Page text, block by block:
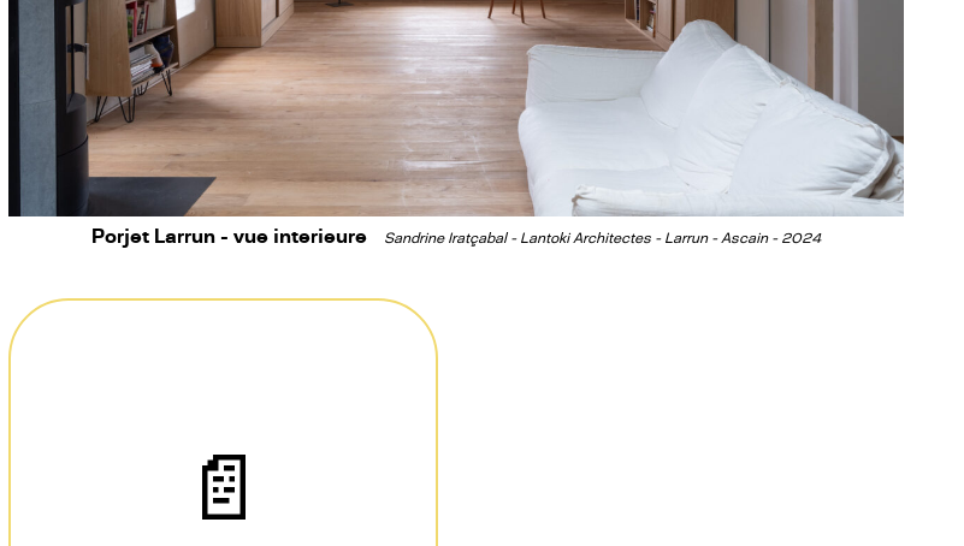
Porjet Larrun - vue interieure Sandrine Iratçabal - Lantoki Architectes - Larrun - Ascain - 2024
📄